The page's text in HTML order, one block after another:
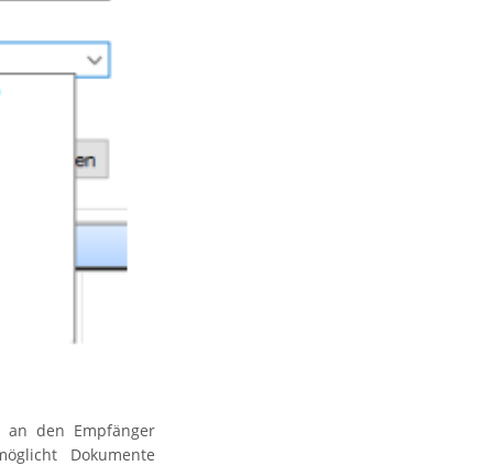
an den Empfänger
Dokumente